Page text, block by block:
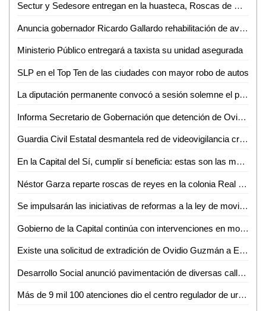
Sectur y Sedesore entregan en la huasteca, Roscas de Reyes enviadas por el gobernador
Anuncia gobernador Ricardo Gallardo rehabilitación de avenida seminario y encapsulamiento de canal de aguas negras
Ministerio Público entregará a taxista su unidad asegurada
SLP en el Top Ten de las ciudades con mayor robo de autos
La diputación permanente convocó a sesión solemne el próximo 12 de enero para conmemorar el centenario de la Universidad Autónoma de San Luis Potosí
Informa Secretario de Gobernación que detención de Ovidio "N" fue en flagrancia por varios delitos
Guardia Civil Estatal desmantela red de videovigilancia criminal en Tamasopo
En la Capital del Sí, cumplir sí beneficia: estas son las múltiples opciones para pagar tu predial 2023
Néstor Garza reparte roscas de reyes en la colonia Real Campestre
Se impulsarán las iniciativas de reformas a la ley de movilidad del estado, la ley de participación ciudadana y la reforma integral a la ASE
Gobierno de la Capital continúa con intervenciones en monumentos y mobiliario urbano del Centro Histórico
Existe una solicitud de extradición de Ovidio Guzmán a Estados Unidos: Marcelo Ebrard
Desarrollo Social anunció pavimentación de diversas calles y mejoramiento de luminarias en Ciudad Valles
Más de 9 mil 100 atenciones dio el centro regulador de urgencias médicas (CRUM) en 2022